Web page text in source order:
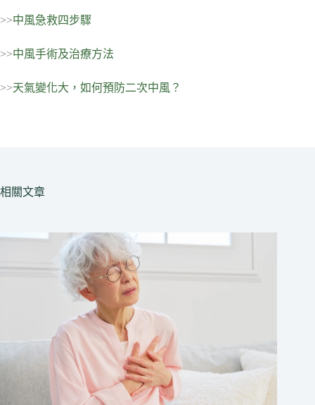
>>中風急救四步驟
>>中風手術及治療方法
>>天氣變化大，如何預防二次中風？
相關文章